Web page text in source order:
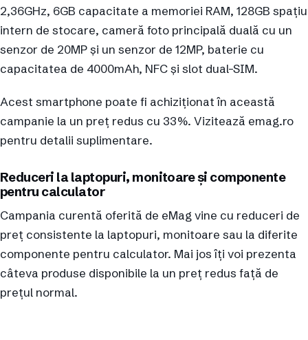
2,36GHz, 6GB capacitate a memoriei RAM, 128GB spațiu
intern de stocare, cameră foto principală duală cu un
senzor de 20MP și un senzor de 12MP, baterie cu
capacitatea de 4000mAh, NFC și slot dual-SIM.
Acest smartphone poate fi achiziționat în această
campanie la un preț redus cu 33%. Vizitează emag.ro
pentru detalii suplimentare.
Reduceri la laptopuri, monitoare și componente
pentru calculator
Campania curentă oferită de eMag vine cu reduceri de
preț consistente la laptopuri, monitoare sau la diferite
componente pentru calculator. Mai jos îți voi prezenta
câteva produse disponibile la un preț redus față de
prețul normal.